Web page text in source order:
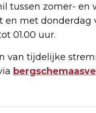
tussen zomer-
met donderdag
01.00 uur.
van tijdelijke